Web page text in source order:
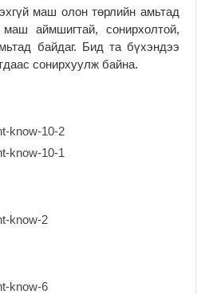
маш олон төрлийн амьтад
аймшигтай, сонирхолтой,
байдаг. Бид та бүхэндээ
сонирхуулж байна.